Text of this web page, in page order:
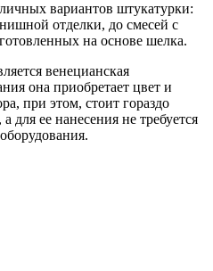
вариантов штукатурки:
отделки, до смесей с
на основе шелка.
венецианская
она приобретает цвет и
при этом, стоит гораздо
для ее нанесения не требуется